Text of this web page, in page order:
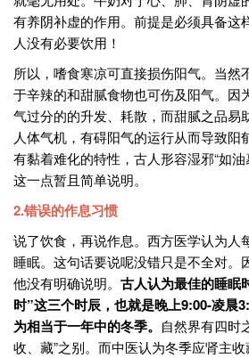
有养阴补虚的作用。前提是必须具备这
人没有必要饮用！
所以，嗜食寒凉可直接损伤阳气。当然
于辛辣的和甜腻食物也可伤及阳气。因
气过分的的升发、耗散，而甜腻之品易
人体气机，有碍阳气的运行从而导致阳
有黏着难化的特性，古人形容湿邪“如油
这一点暂且简单说明。
2.错误的作息习惯
说了饮食，再说作息。西方医学认为人
睡眠。这句话要说呢没错只是不全对。
他没有明确说明。 古人认为最佳的睡眠
时”这三个时辰，也就是晚上9:00-凌晨
为相当于一年中的冬季。 自然界有四时
收、藏”之别。而中医认为冬季应肾主